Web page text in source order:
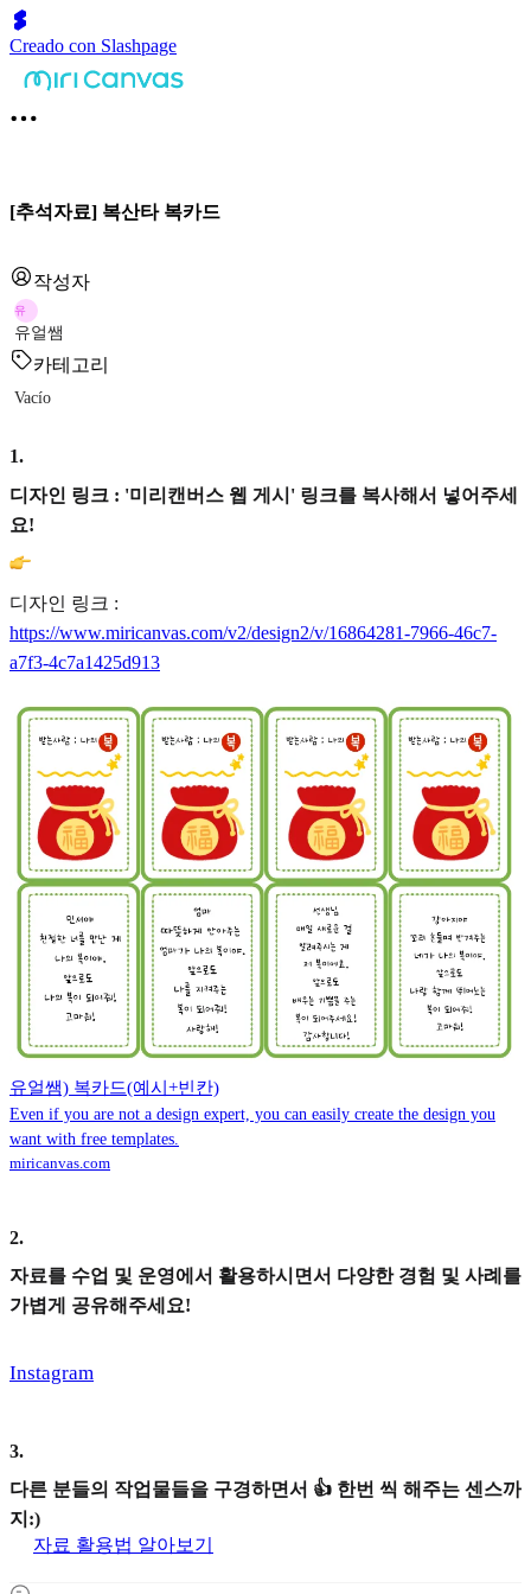
Creado con Slashpage
[추석자료] 복산타 복카드
작성자
유
유얼쌤
카테고리
Vacío
1.
디자인 링크 : '미리캔버스 웹 게시' 링크를 복사해서 넣어주세
요!
디자인 링크 :
https://www.miricanvas.com/v2/design2/v/16864281-7966-46c7-
a7f3-4c7a1425d913
유얼쌤) 복카드(예시+빈칸)
Even if you are not a design expert, you can easily create the design you
want with free templates.
miricanvas.com
2.
자료를 수업 및 운영에서 활용하시면서 다양한 경험 및 사례를
가볍게 공유해주세요!
Instagram
3.
다른 분들의 작업물들을 구경하면서 👍 한번 씩 해주는 센스까
지:)
자료 활용법 알아보기